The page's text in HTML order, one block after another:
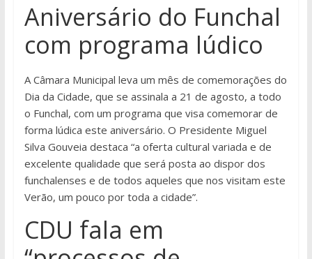
Aniversário do Funchal
com programa lúdico
A Câmara Municipal leva um mês de comemorações do
Dia da Cidade, que se assinala a 21 de agosto, a todo
o Funchal, com um programa que visa comemorar de
forma lúdica este aniversário. O Presidente Miguel
Silva Gouveia destaca “a oferta cultural variada e de
excelente qualidade que será posta ao dispor dos
funchalenses e de todos aqueles que nos visitam este
Verão, um pouco por toda a cidade”.
CDU fala em